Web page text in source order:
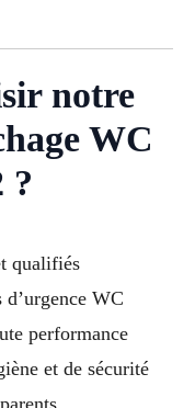
notre
WC
?
qualifiés
WC
performance
et de sécurité